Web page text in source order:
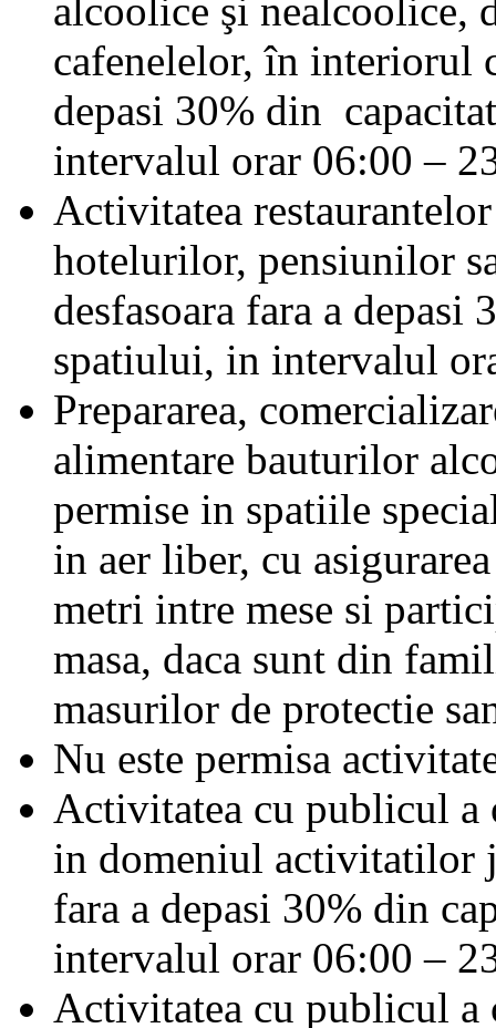
alcoolice şi nealcoolice,
cafenelelor, în interiorul
depasi 30% din
intervalul orar 06:00 –
Activitatea
hotelurilor, pensiunilor
desfasoara fara a depasi
spatiului, in intervalul
Prepararea,
alimentare bauturilor
permise in spatiile
in aer liber, cu
metri intre mese si
masa, daca sunt din
masurilor de protectie
Nu este permisa
Activitatea cu publicul
in domeniul activitatilor
fara a depasi 30% din
intervalul orar 06:00 –
Activitatea cu publicul a